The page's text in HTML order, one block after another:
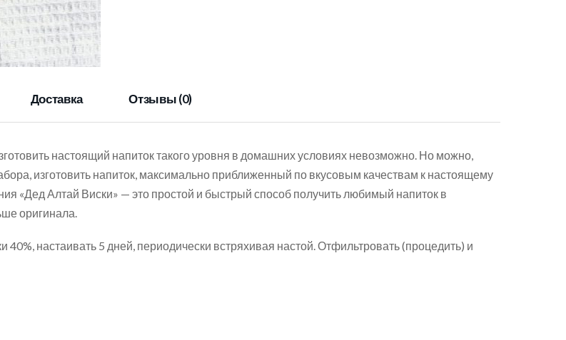
Доставка Отзывы (0)
настоящий напиток такого уровня в домашних условиях невозможно. Но можно,
изготовить напиток, максимально приближенный по вкусовым качествам к настоящему
«Дед Алтай Виски» — это простой и быстрый способ получить любимый напиток в
оригинала.
40%, настаивать 5 дней, периодически встряхивая настой. Отфильтровать (процедить) и